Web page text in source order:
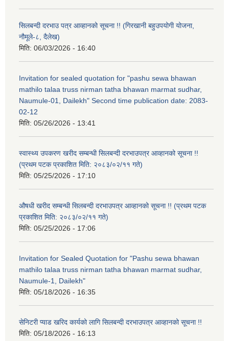
सिलबन्दी दरभाउ पत्र आव्हानको सूचना !! (गिरखानी बहुउपयोगी योजना,
नौमूले-८, दैलेख)
मिति: 06/03/2026 - 16:40
Invitation for sealed quotation for "pashu sewa bhawan
mathilo talaa truss nirman tatha bhawan marmat sudhar,
Naumule-01, Dailekh" Second time publication date: 2083-
02-12
मिति: 05/26/2026 - 13:41
स्वास्थ्य उपकरण खरीद सम्बन्धी सिलबन्दी दरभाउपत्र आव्हानको सूचना !!
(प्रथम पटक प्रकाशित मिति: २०८३/०२/११ गते)
मिति: 05/25/2026 - 17:10
औषधी खरीद सम्बन्धी सिलबन्दी दरभाउपत्र आव्हानको सूचना !! (प्रथम पटक
प्रकाशित मिति: २०८३/०२/११ गते)
मिति: 05/25/2026 - 17:06
Invitation for Sealed Quotation for "Pashu sewa bhawan
mathilo talaa truss nirman tatha bhawan marmat sudhar,
Naumule-1, Dailekh"
मिति: 05/18/2026 - 16:35
सेनिटरी प्याड खरिद कार्यको लागि सिलबन्दी दरभाउपत्र आव्हानको सूचना !!
मिति: 05/18/2026 - 16:13